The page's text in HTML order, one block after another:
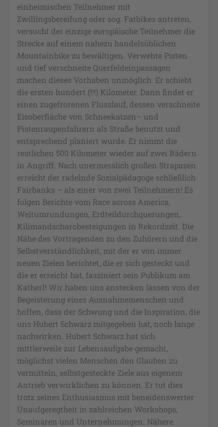
einheimischen Teilnehmer mit
Zwillingsbereifung oder sog. Fatbikes antreten,
versucht der einzige europäische Teilnehmer die
Strecke auf einem nahezu handelsüblichen
Mountainbike zu bewältigen. Verwehte Pisten
und tief verschneite Querfeldeinpassagen
machen dieses Vorhaben unmöglich. Er schiebt
die ersten hundert (!!!) Kilometer. Dann findet er
einen zugefrorenen Flusslauf, dessen verschneite
Eisoberfläche von Schneekatzen– und
Pistenraupenfahrern als Straße benutzt und
entsprechend planiert wurde. Er nimmt die
restlichen 500 Kilometer wieder auf zwei Rädern
in Angriff. Nach unermesslich großen Strapazen
erreicht der radelnde Sozialpädagoge schließlich
Fairbanks – als einer von zwei Teilnehmern! Es
folgen Berichte vom Race across America,
Weltumrundungen, Erdteildurchquerungen,
Kilimandscharobesteigungen in Rekordzeit. Die
Nähe des Vortragenden zu den Zuhörern und die
Selbstverständlichkeit, mit der er von immer
neuen Zielen berichtet, die er sich gesteckt und
die er erreicht hat, fasziniert sein Publikum am
Katherl! Wir haben uns anstecken lassen von der
Begeisterung eines Ausnahmemenschen und
hoffen, dass der Schwung und die Inspiration, die
uns Hubert Schwarz mitgegeben hat, noch lange
nachwirken. Hubert Schwarz hat sich
mittlerweile zur Lebensaufgabe gemacht,
möglichst vielen Menschen den Glauben zu
vermitteln, selbstgesteckte Ziele aus eigenem
Antrieb verwirklichen zu können. Er tut dies
trotz seines Enthusiasmus mit beneidenswerter
Unaufgeregtheit in zahlreichen Workshops,
Seminaren und Unternehmungen. Nähere